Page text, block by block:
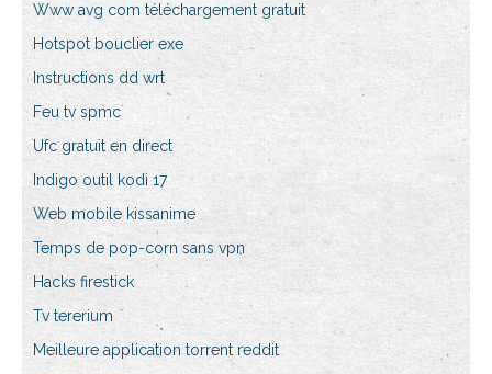
Www avg com téléchargement gratuit
Hotspot bouclier exe
Instructions dd wrt
Feu tv spmc
Ufc gratuit en direct
Indigo outil kodi 17
Web mobile kissanime
Temps de pop-corn sans vpn
Hacks firestick
Tv tererium
Meilleure application torrent reddit